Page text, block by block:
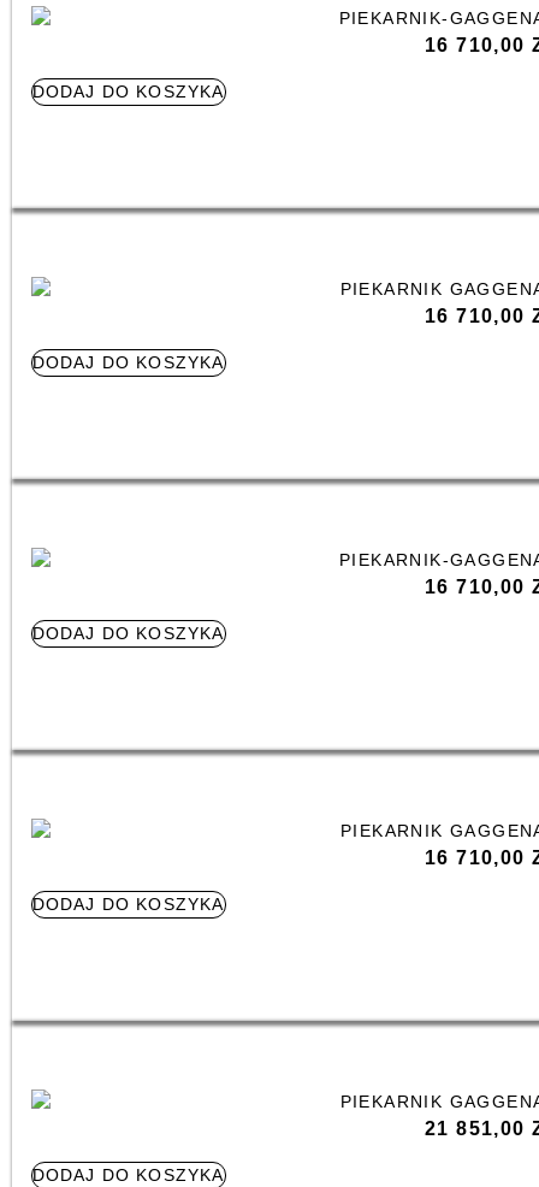
16 710,00
DODAJ DO KOSZYKA
16 710,00
DODAJ DO KOSZYKA
16 710,00
DODAJ DO KOSZYKA
16 710,00
DODAJ DO KOSZYKA
21 851,00
DODAJ DO KOSZYKA